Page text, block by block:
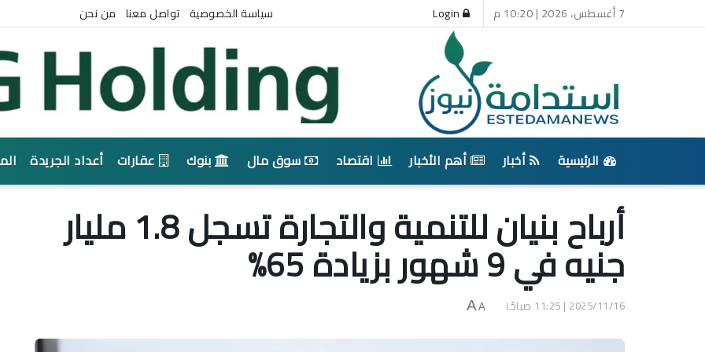
7 أغسطس، 2026 | 10:20 م سياسة الخصوصية تواصل معنا من نحن
الرئيسية أخبار أهم الأخبار اقتصاد سوق مال بنوك عقارات أعداد الجريدة
أرباح بنيان للتنمية والتجارة تسجل 1.8 مليار
جنيه في 9 شهور بزيادة 65%
2025/11/16 | 11:25 صباحًا A
A